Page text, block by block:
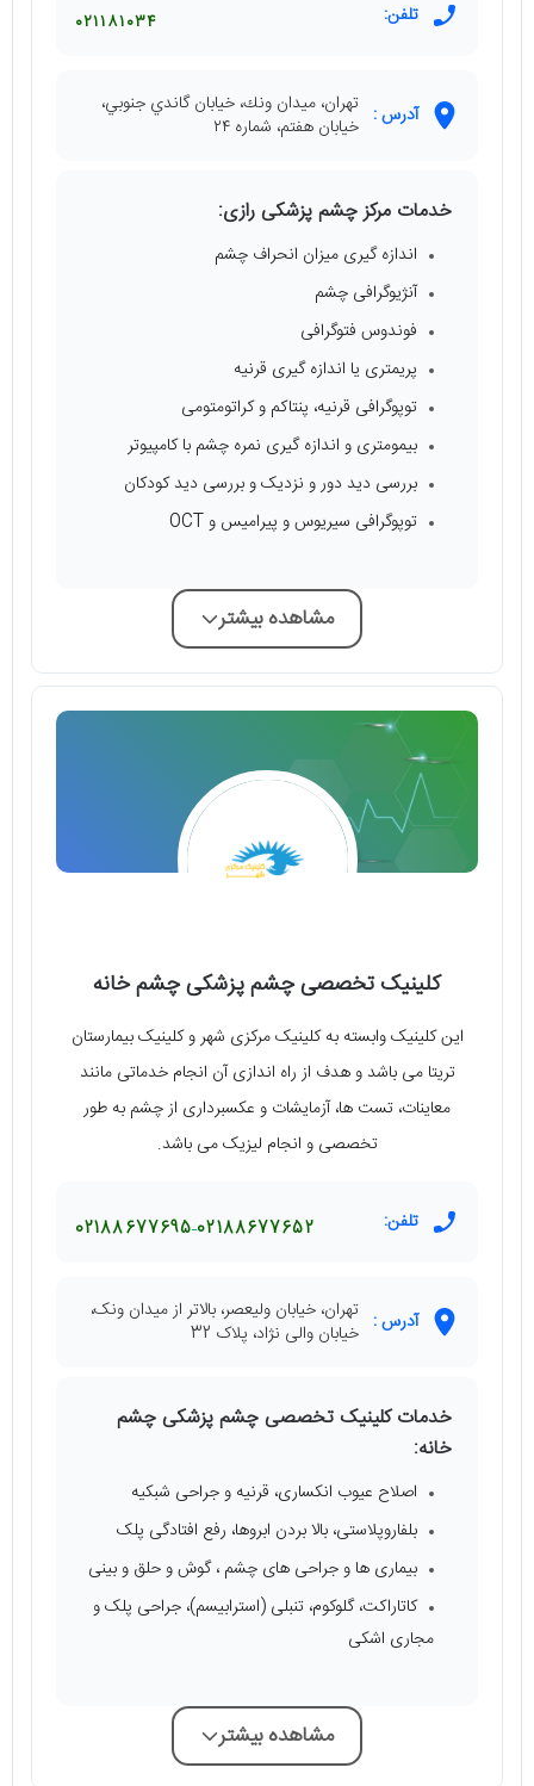
تلفن: ۰۲۱۱۸۱۰۳۴
آدرس : تهران، ميدان ونك، خيابان گاندي جنوبي،
خيابان هفتم، شماره ۲۴
خدمات مرکز چشم پزشکی رازی:
اندازه گیری میزان انحراف چشم
آنژیوگرافی چشم
فوندوس فتوگرافی
پریمتری یا اندازه گیری قرنیه
توپوگرافی قرنیه، پنتاکم و کراتومتومی
بیمومتری و اندازه گیری نمره چشم با کامپیوتر
بررسی دید دور و نزدیک و بررسی دید کودکان
توپوگرافی سیریوس و پیرامیس و OCT
مشاهده بیشتر
کلینیک تخصصی چشم پزشکی چشم خانه
این کلینیک وابسته به کلینیک مرکزی شهر و کلینیک بیمارستان
تریتا می باشد و هدف از راه اندازی آن انجام خدماتی مانند
معاینات، تست ها، آزمایشات و عکسبرداری از چشم به طور
تخصصی و انجام لیزیک می باشد.
تلفن: 02188677652
02188677695
آدرس : تهران، خیابان ولیعصر، بالاتر از میدان ونک،
خیابان والی نژاد، پلاک 32
خدمات کلینیک تخصصی چشم پزشکی چشم
خانه:
اصلاح عیوب انکساری، قرنیه و جراحی شبکیه
بلفاروپلاستی، بالا بردن ابروها، رفع افتادگی پلک
بیماری ها و جراحی های چشم ، گوش و حلق و بینی
کاتاراکت، گلوکوم، تنبلی (استرابیسم)، جراحی پلک و
مجاری اشکی
مشاهده بیشتر